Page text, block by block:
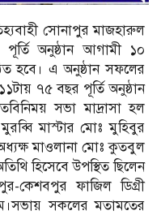
সোনাপুর মাজহারুল
অনুষ্ঠান আগামী ১০
হবে। এ অনুষ্ঠান সফলের
৭৫ বছর পূর্তি অনুষ্ঠান
সভা মাদ্রাসা হল
মাস্টার মোঃ মুহিবুর
মাওলানা মোঃ কুতবুল
হিসেবে উপস্থিত ছিলেন
কেশবপুর ফাজিল ডিগ্রী
সকলের মতামতের